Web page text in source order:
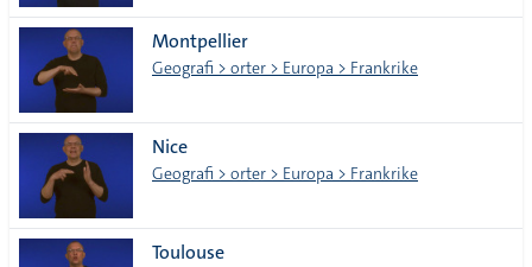
Montpellier
Geografi > orter > Europa > Frankrike
Nice
Geografi > orter > Europa > Frankrike
Toulouse